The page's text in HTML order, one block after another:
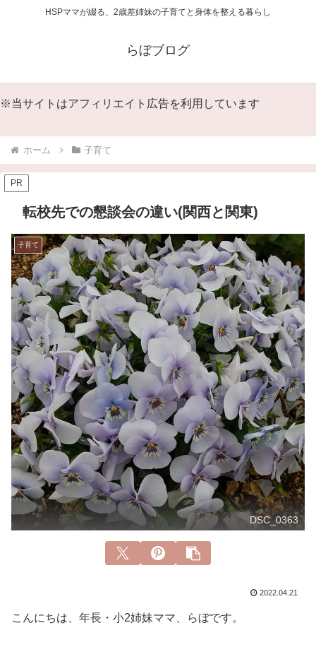
HSPママが綴る、2歳差姉妹の子育てと身体を整える暮らし
らぼブログ
※当サイトはアフィリエイト広告を利用しています
ホーム 子育て
PR
転校先での懇談会の違い(関西と関東)
子育て
DSC_0363
2022.04.21
こんにちは、年長・小2姉妹ママ、らぼです。